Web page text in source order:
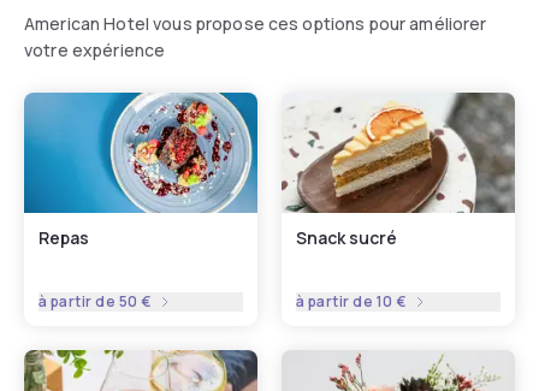
American Hotel vous propose ces options pour améliorer
votre expérience
Repas
à partir de 50 €
Snack sucré
à partir de 10 €